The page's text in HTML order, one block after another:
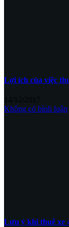
Lợi ích của việc
Không có bình luận
Lưu ý khi thuê xe